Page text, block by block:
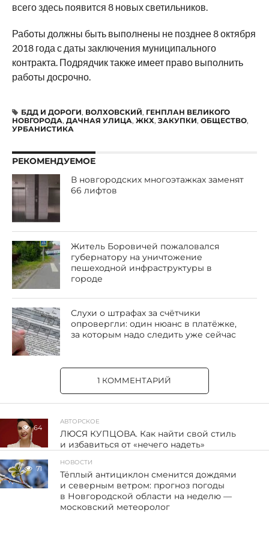
всего здесь появится 8 новых светильников.
Работы должны быть выполнены не позднее 8 октября
2018 года с даты заключения муниципального
контракта. Подрядчик также имеет право выполнить
работы досрочно.
БДД И ДОРОГИ, ВОЛХОВСКИЙ, ГЕНПЛАН ВЕЛИКОГО
НОВГОРОДА, ДАЧНАЯ УЛИЦА, ЖКХ, ЗАКУПКИ, ОБЩЕСТВО,
УРБАНИСТИКА
РЕКОМЕНДУЕМОЕ
В новгородских многоэтажках заменят
66 лифтов
Житель Боровичей пожаловался
губернатору на уничтожение
пешеходной инфраструктуры в
городе
Слухи о штрафах за счётчики
опровергли: один нюанс в платёжке,
за которым надо следить уже сейчас
1 КОММЕНТАРИЙ
64
АВТОРСКОЕ
ЛЮСЯ КУПЦОВА. Как найти свой стиль
и избавиться от «нечего надеть»
71
НОВОСТИ
Тёплый антициклон сменится дождями
и северным ветром: прогноз погоды
в Новгородской области на неделю —
московский метеоролог